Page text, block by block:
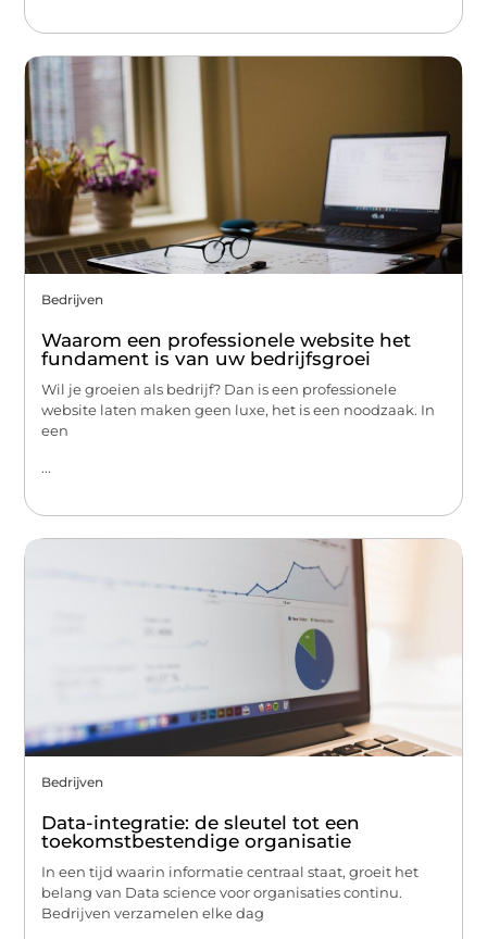
Bedrijven
Waarom een professionele website het
fundament is van uw bedrijfsgroei
Wil je groeien als bedrijf? Dan is een professionele
website laten maken geen luxe, het is een noodzaak. In
een
...
Bedrijven
Data-integratie: de sleutel tot een
toekomstbestendige organisatie
In een tijd waarin informatie centraal staat, groeit het
belang van Data science voor organisaties continu.
Bedrijven verzamelen elke dag